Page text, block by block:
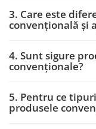
Biostimulatori
Fertilizanți foliari
LUPIN
Fertilizanți foliari
MAC
Fertilizanți foliari
PLANTE
Insecticide
POMI FRUCTIFERI
Insecticide
3. Care este
convențională și
4. Sunt sigure
convenționale?
5. Pentru ce
produsele